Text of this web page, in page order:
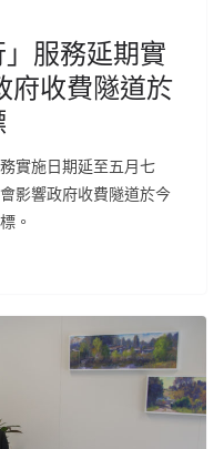
服務延期實
府收費隧道於
實施日期延至五月七
影響政府收費隧道於今
。